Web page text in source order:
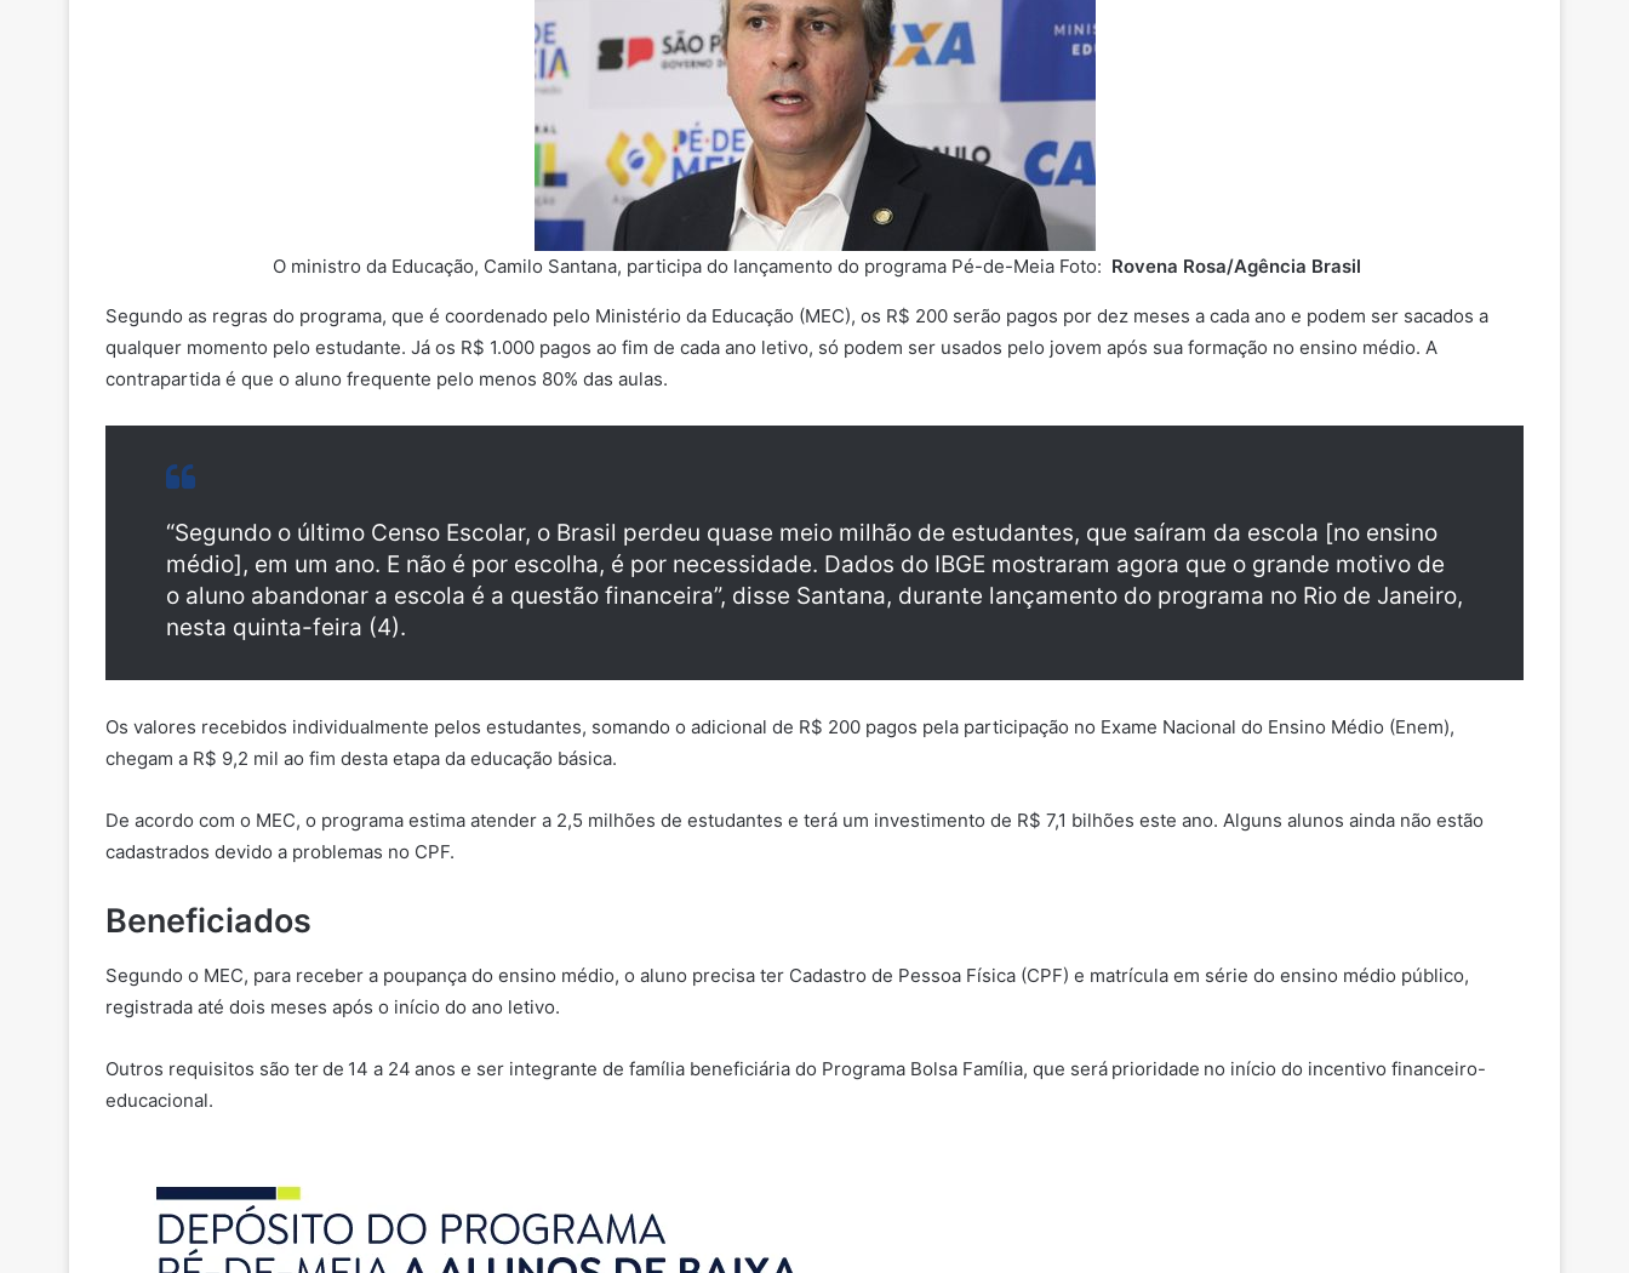
O ministro da Educação, Camilo Santana, participa do lançamento do programa Pé-de-Meia Foto: Rovena Rosa/Agência Brasil
Segundo as regras do programa, que é coordenado pelo Ministério da Educação (MEC), os R$ 200 serão pagos por dez meses a cada ano e podem ser sacados a
qualquer momento pelo estudante. Já os R$ 1.000 pagos ao fim de cada ano letivo, só podem ser usados pelo jovem após sua formação no ensino médio. A
contrapartida é que o aluno frequente pelo menos 80% das aulas.
“Segundo o último Censo Escolar, o Brasil perdeu quase meio milhão de estudantes, que saíram da escola [no ensino
médio], em um ano. E não é por escolha, é por necessidade. Dados do IBGE mostraram agora que o grande motivo de
o aluno abandonar a escola é a questão financeira”, disse Santana, durante lançamento do programa no Rio de Janeiro,
nesta quinta-feira (4).
Os valores recebidos individualmente pelos estudantes, somando o adicional de R$ 200 pagos pela participação no Exame Nacional do Ensino Médio (Enem),
chegam a R$ 9,2 mil ao fim desta etapa da educação básica.
De acordo com o MEC, o programa estima atender a 2,5 milhões de estudantes e terá um investimento de R$ 7,1 bilhões este ano. Alguns alunos ainda não estão
cadastrados devido a problemas no CPF.
Beneficiados
Segundo o MEC, para receber a poupança do ensino médio, o aluno precisa ter Cadastro de Pessoa Física (CPF) e matrícula em série do ensino médio público,
registrada até dois meses após o início do ano letivo.
Outros requisitos são ter de 14 a 24 anos e ser integrante de família beneficiária do Programa Bolsa Família, que será prioridade no início do incentivo financeiro-
educacional.